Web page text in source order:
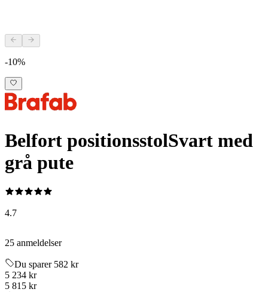
-10%
Belfort positionsstolSvart med
grå pute
4.7
25 anmeldelser
Du sparer 582 kr
5 234 kr
5 815 kr